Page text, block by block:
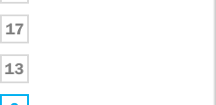
17
13